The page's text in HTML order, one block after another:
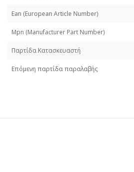
Εan (European Article Number)
Mpn (Manufacturer Part Number)
Παρτίδα Κατασκευαστή
Επόμενη παρτίδα παραλαβής